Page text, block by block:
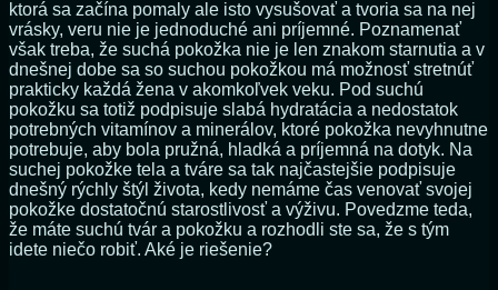
ktorá sa začína pomaly ale isto vysušovať a tvoria sa na nej
vrásky, veru nie je jednoduché ani príjemné. Poznamenať
však treba, že suchá pokožka nie je len znakom starnutia a v
dnešnej dobe sa so suchou pokožkou má možnosť stretnúť
prakticky každá žena v akomkoľvek veku. Pod suchú
pokožku sa totiž podpisuje slabá hydratácia a nedostatok
potrebných vitamínov a minerálov, ktoré pokožka nevyhnutne
potrebuje, aby bola pružná, hladká a príjemná na dotyk. Na
suchej pokožke tela a tváre sa tak najčastejšie podpisuje
dnešný rýchly štýl života, kedy nemáme čas venovať svojej
pokožke dostatočnú starostlivosť a výživu. Povedzme teda,
že máte suchú tvár a pokožku a rozhodli ste sa, že s tým
idete niečo robiť. Aké je riešenie?